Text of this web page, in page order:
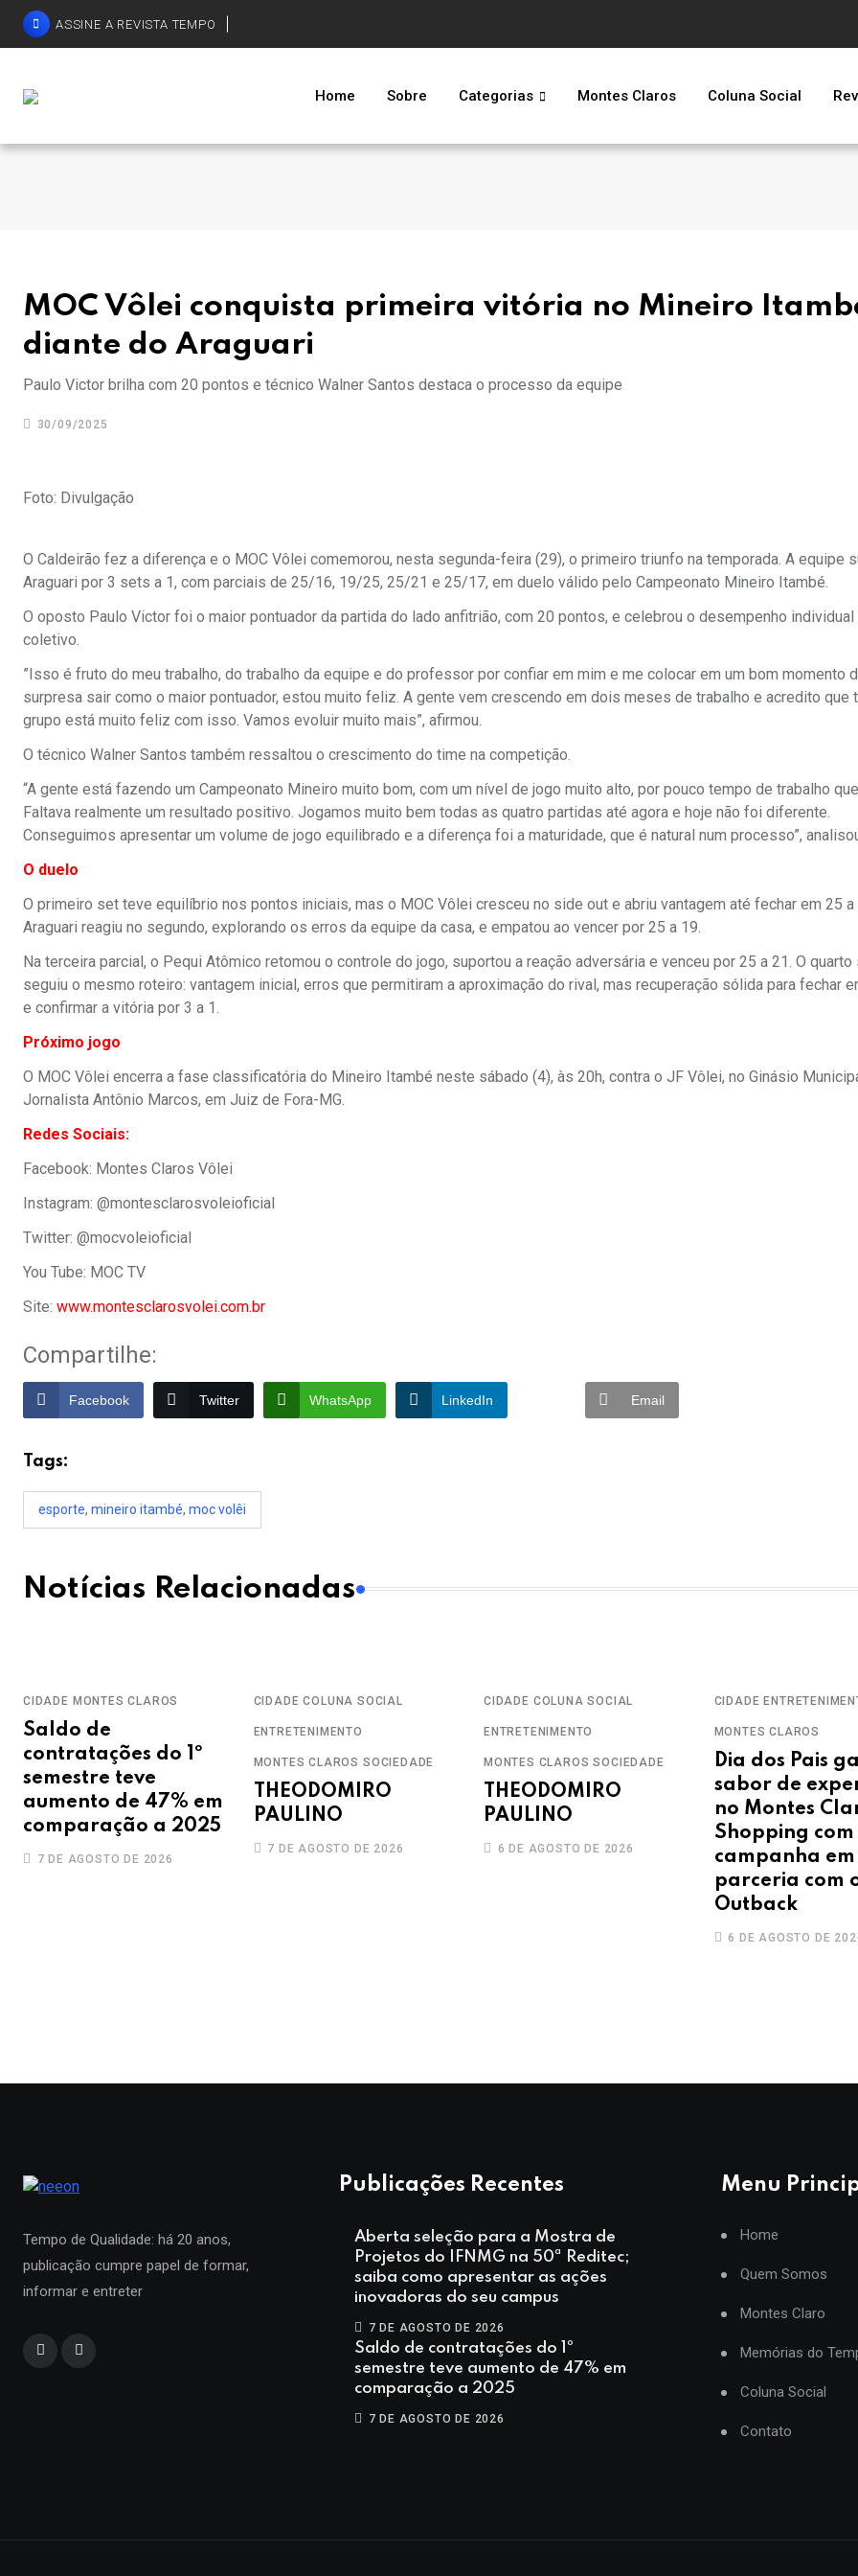
ASSINE A REVISTA TEMPO
Home Sobre Categorias Montes Claros Coluna Social
MOC Vôlei conquista primeira vitória no Mineiro
diante do Araguari
Paulo Victor brilha com 20 pontos e técnico Walner Santos destaca o processo da equipe
30/09/2025
Foto: Divulgação
O Caldeirão fez a diferença e o MOC Vôlei comemorou, nesta segunda-feira (29), o primeiro triunfo na temporada. A equipe
Araguari por 3 sets a 1, com parciais de 25/16, 19/25, 25/21 e 25/17, em duelo válido pelo Campeonato Mineiro Itambé.
O oposto Paulo Victor foi o maior pontuador da partida do lado anfitrião, com 20 pontos, e celebrou o desempenho individual
coletivo.
”Isso é fruto do meu trabalho, do trabalho da equipe e do professor por confiar em mim e me colocar em um bom momento
surpresa sair como o maior pontuador, estou muito feliz. A gente vem crescendo em dois meses de trabalho e acredito que
grupo está muito feliz com isso. Vamos evoluir muito mais”, afirmou.
O técnico Walner Santos também ressaltou o crescimento do time na competição.
“A gente está fazendo um Campeonato Mineiro muito bom, com um nível de jogo muito alto, por pouco tempo de trabalho
Faltava realmente um resultado positivo. Jogamos muito bem todas as quatro partidas até agora e hoje não foi diferente.
Conseguimos apresentar um volume de jogo equilibrado e a diferença foi a maturidade, que é natural num processo”,
O duelo
O primeiro set teve equilíbrio nos pontos iniciais, mas o MOC Vôlei cresceu no side out e abriu vantagem até fechar em 25 a
Araguari reagiu no segundo, explorando os erros da equipe da casa, e empatou ao vencer por 25 a 19.
Na terceira parcial, o Pequi Atômico retomou o controle do jogo, suportou a reação adversária e venceu por 25 a 21. O quarto
seguiu o mesmo roteiro: vantagem inicial, erros que permitiram a aproximação do rival, mas recuperação sólida para fechar
e confirmar a vitória por 3 a 1.
Próximo jogo
O MOC Vôlei encerra a fase classificatória do Mineiro Itambé neste sábado (4), às 20h, contra o JF Vôlei, no Ginásio
Jornalista Antônio Marcos, em Juiz de Fora-MG.
Redes Sociais:
Facebook: Montes Claros Vôlei
Instagram: @montesclarosvoleioficial
Twitter: @mocvoleioficial
You Tube: MOC TV
Site: www.montesclarosvolei.com.br
Compartilhe:
Facebook Twitter WhatsApp LinkedIn Email
Tags:
esporte, mineiro itambé, moc volêi
Notícias Relacionadas
CIDADE MONTES CLAROS
Saldo de
contratações do 1º
semestre teve
aumento de 47% em
comparação a 2025
7 DE AGOSTO DE 2026
CIDADE COLUNA SOCIAL
ENTRETENIMENTO
MONTES CLAROS SOCIEDADE
THEODOMIRO
PAULINO
7 DE AGOSTO DE 2026
CIDADE COLUNA SOCIAL
ENTRETENIMENTO
MONTES CLAROS SOCIEDADE
THEODOMIRO
PAULINO
6 DE AGOSTO DE 2026
CIDADE
MONTES CLAROS
Dia dos Pais
sabor de
no Montes
Shopping com
campanha em
parceria com
Outback
6 DE AGOSTO DE
Tempo de Qualidade: há 20 anos,
publicação cumpre papel de formar,
informar e entreter
Publicações Recentes
Aberta seleção para a Mostra de
Projetos do IFNMG na 50ª Reditec;
saiba como apresentar as ações
inovadoras do seu campus
7 DE AGOSTO DE 2026
Saldo de contratações do 1º
semestre teve aumento de 47% em
comparação a 2025
7 DE AGOSTO DE 2026
Menu
Home
Quem Somos
Montes Claro
Memórias do
Coluna Social
Contato